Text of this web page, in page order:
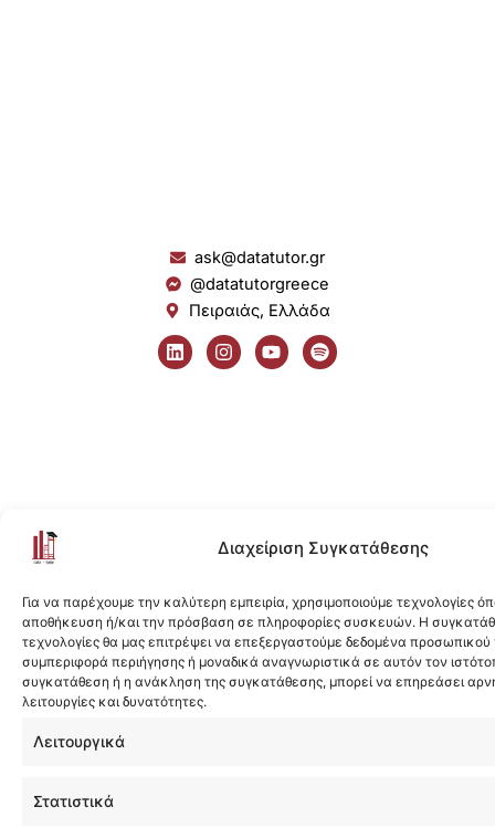
Διαχείριση Συγκατάθεσης
Για να παρέχουμε την καλύτερη εμπειρία, χρησιμοποιούμε τεχνολογίες
αποθήκευση ή/και την πρόσβαση σε πληροφορίες συσκευών. Η
τεχνολογίες θα μας επιτρέψει να επεξεργαστούμε δεδομένα
συμπεριφορά περιήγησης ή μοναδικά αναγνωριστικά σε αυτόν τον
συγκατάθεση ή η ανάκληση της συγκατάθεσης, μπορεί να επηρεάσει
λειτουργίες και δυνατότητες.
Λειτουργικά
Στατιστικά
ask@datatutor.gr
@datatutorgreece
Πειραιάς, Ελλάδα
L
i
n
I
n
s
Y
o
u
S
p
o